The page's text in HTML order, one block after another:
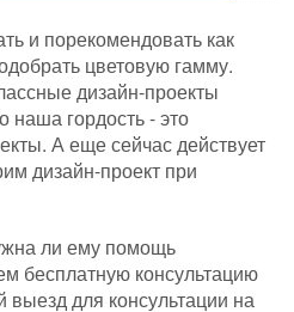
и порекомендовать как
цветовую гамму.
дизайн-проекты
гордость - это
А еще сейчас действует
дизайн-проект при
ли ему помощь
бесплатную консультацию
для консультации на